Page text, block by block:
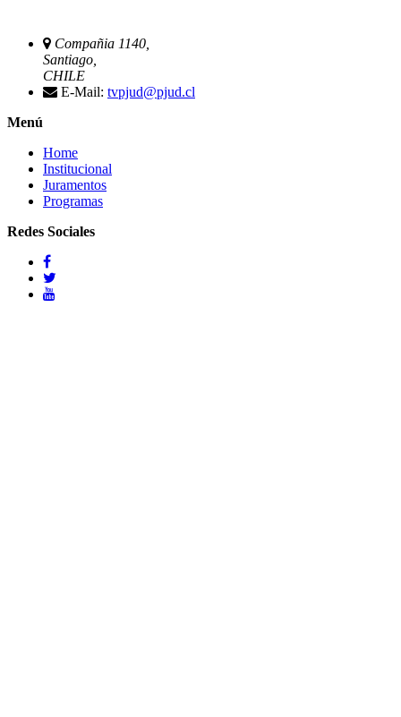
Compañia 1140,
Santiago,
CHILE
E-Mail: tvpjud@pjud.cl
Menú
Home
Institucional
Juramentos
Programas
Redes Sociales